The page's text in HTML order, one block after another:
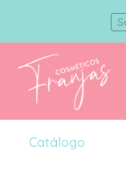
Catálogo